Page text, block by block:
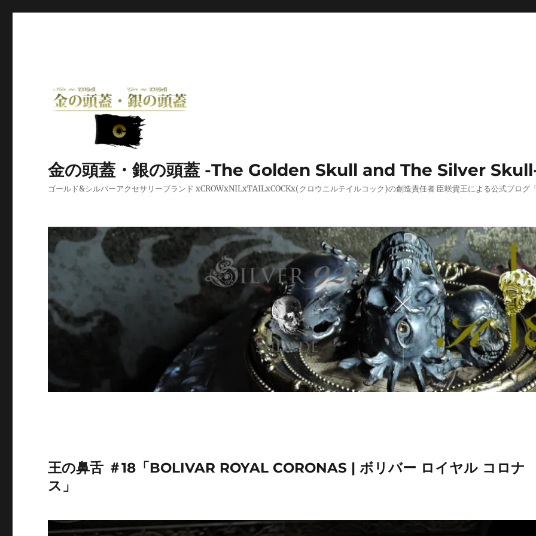
金の頭蓋・銀の頭蓋 -The Golden Skull and The Silver
ゴールド&シルバーアクセサリーブランド xCROWxNILxTAILxCOCKx(クロウニルテイルコック)の創造責任者 臣咲貴王による公式ブログ
王の鼻舌 ＃18「BOLIVAR ROYAL CORONAS | ボリバー ロイヤル コロナ
ス」